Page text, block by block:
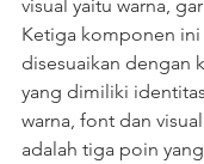
visual yaitu warna,
Ketiga komponen
disesuaikan dengan
yang dimiliki
warna, font dan
adalah tiga poin